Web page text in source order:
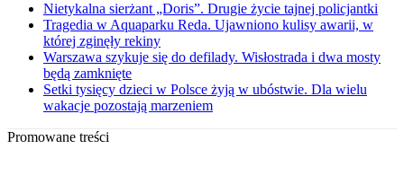
Nietykalna sierżant „Doris”. Drugie życie tajnej policjantki
Tragedia w Aquaparku Reda. Ujawniono kulisy awarii, w
której zginęły rekiny
Warszawa szykuje się do defilady. Wisłostrada i dwa mosty
będą zamknięte
Setki tysięcy dzieci w Polsce żyją w ubóstwie. Dla wielu
wakacje pozostają marzeniem
Promowane treści